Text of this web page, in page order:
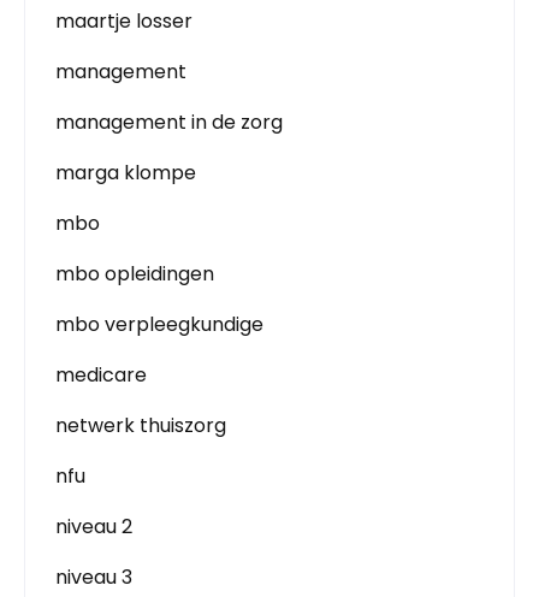
maartje losser
management
management in de zorg
marga klompe
mbo
mbo opleidingen
mbo verpleegkundige
medicare
netwerk thuiszorg
nfu
niveau 2
niveau 3